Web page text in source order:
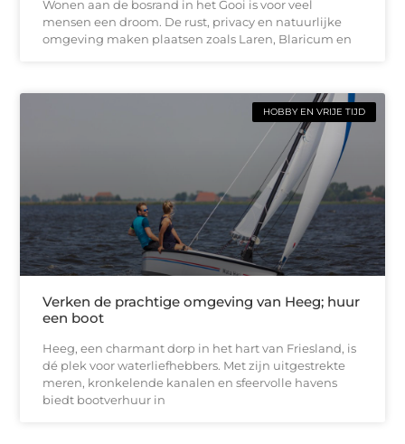
Wonen aan de bosrand in het Gooi is voor veel
mensen een droom. De rust, privacy en natuurlijke
omgeving maken plaatsen zoals Laren, Blaricum en
HOBBY EN VRIJE TIJD
Verken de prachtige omgeving van Heeg; huur
een boot
Heeg, een charmant dorp in het hart van Friesland, is
dé plek voor waterliefhebbers. Met zijn uitgestrekte
meren, kronkelende kanalen en sfeervolle havens
biedt bootverhuur in